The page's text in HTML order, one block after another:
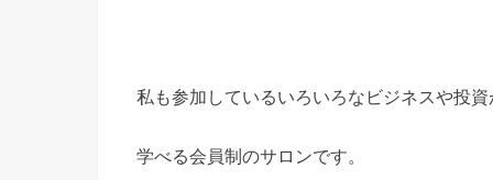
私も参加しているいろいろなビジネスや投資
学べる会員制のサロンです。